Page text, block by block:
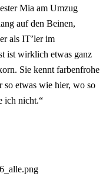
Mia am Umzug
auf den Beinen,
als IT’ler im
ist wirklich etwas ganz
Sie kennt farbenfrohe
so etwas wie hier, wo so
ich nicht.“